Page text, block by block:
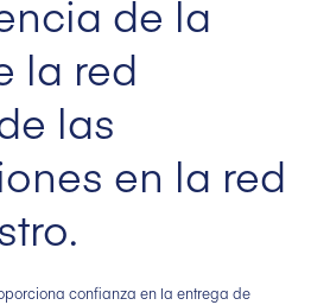
de la
la red
las
en la red
confianza en la entrega de